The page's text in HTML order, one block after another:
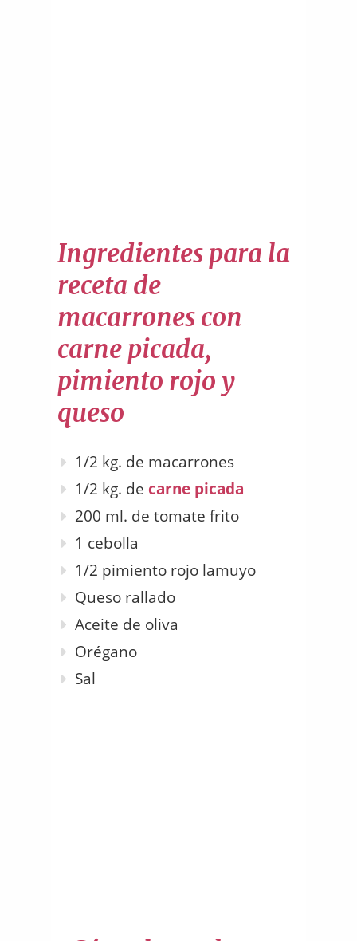
Ingredientes para la
receta de
macarrones con
carne picada,
pimiento rojo y
queso
1/2 kg. de macarrones
1/2 kg. de carne picada
200 ml. de tomate frito
1 cebolla
1/2 pimiento rojo lamuyo
Queso rallado
Aceite de oliva
Orégano
Sal